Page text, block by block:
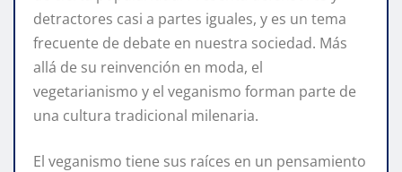
detractores casi a partes iguales, y es un tema
frecuente de debate en nuestra sociedad. Más
allá de su reinvención en moda, el
vegetarianismo y el veganismo forman parte de
una cultura tradicional milenaria.
El veganismo tiene sus raíces en un pensamiento